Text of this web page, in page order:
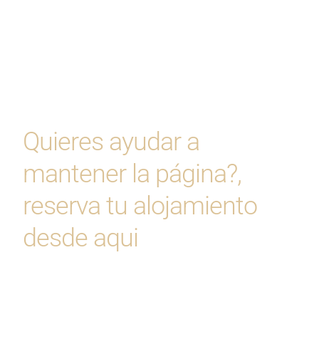
Quieres ayudar a
mantener la página?,
reserva tu alojamiento
desde aqui